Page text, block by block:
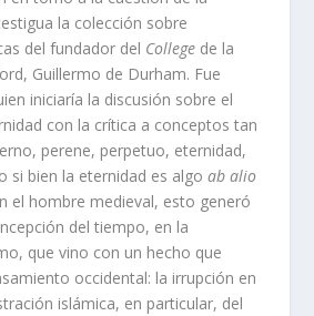
la colección sobre
del fundador del College de la
Guillermo de Durham. Fue
iniciaría la discusión sobre el
con la crítica a conceptos tan
perene, perpetuo, eternidad,
si bien la eternidad es algoab alio
el hombre medieval, esto generó
del tiempo, en la
que vino con un hecho que
occidental: la irrupción en
islámica, en particular, del